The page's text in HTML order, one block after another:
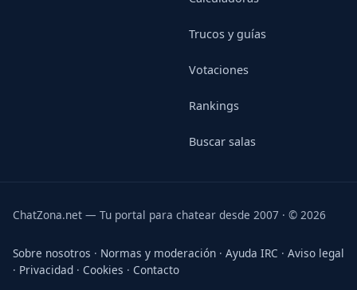
Trucos y guías
Votaciones
Rankings
Buscar salas
ChatZona.net — Tu portal para chatear desde 2007 · © 2026
Sobre nosotros · Normas y moderación · Ayuda IRC · Aviso legal
· Privacidad · Cookies · Contacto